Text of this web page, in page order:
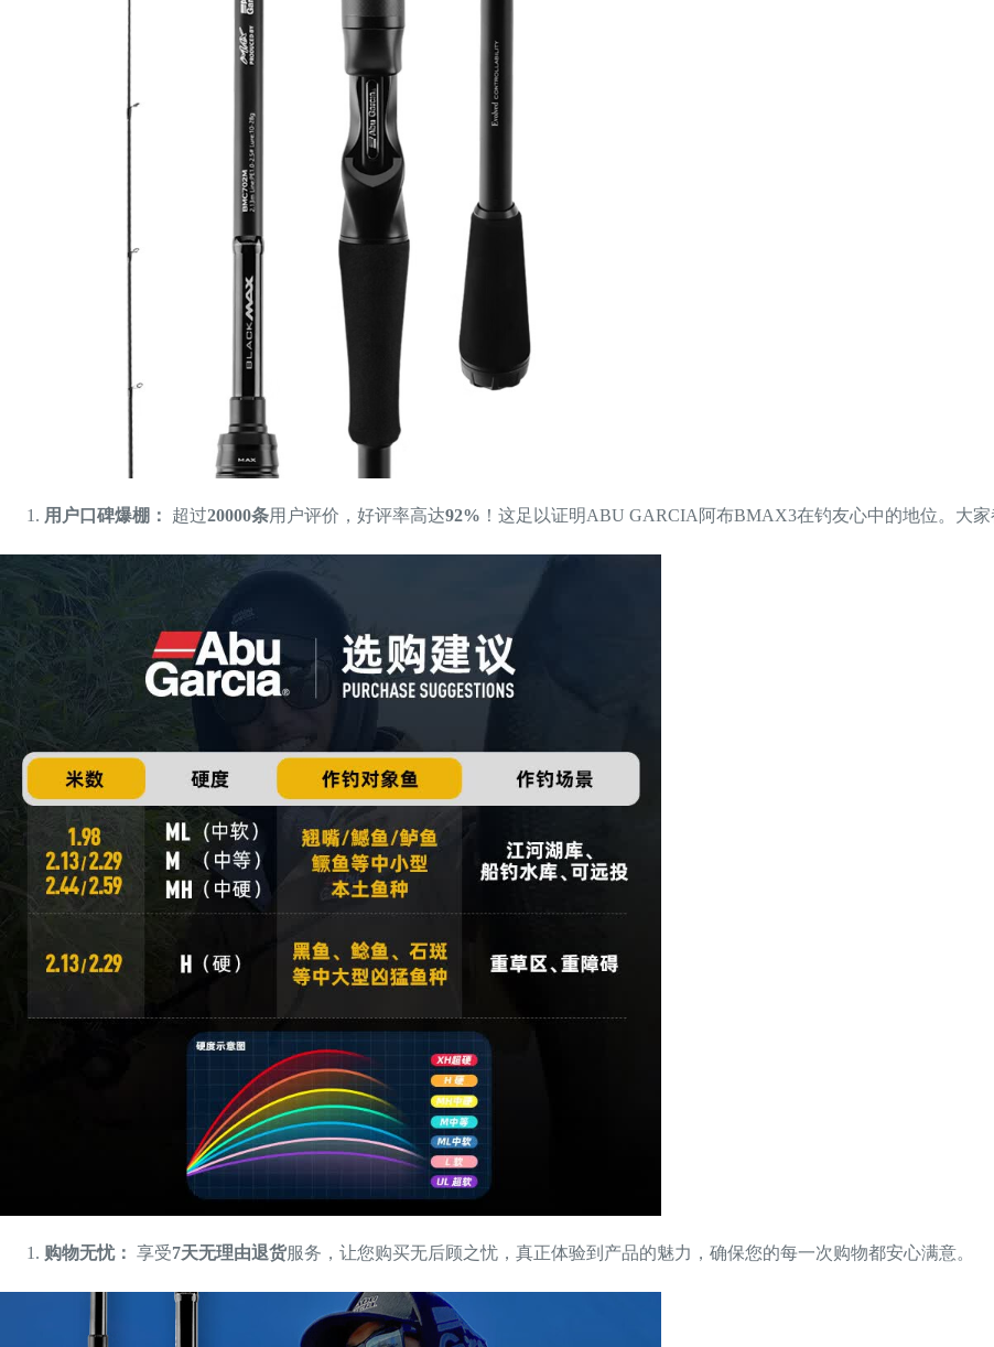
用户口碑爆棚： 超过20000条用户评价，好评率高达92% ！这足以证明ABU GARCIA阿布BMAX3在钓友心中的地位。大
购物无忧： 享受7天无理由退货服务，让您购买无后顾之忧，真正体验到产品的魅力，确保您的每一次购物都安心满意。